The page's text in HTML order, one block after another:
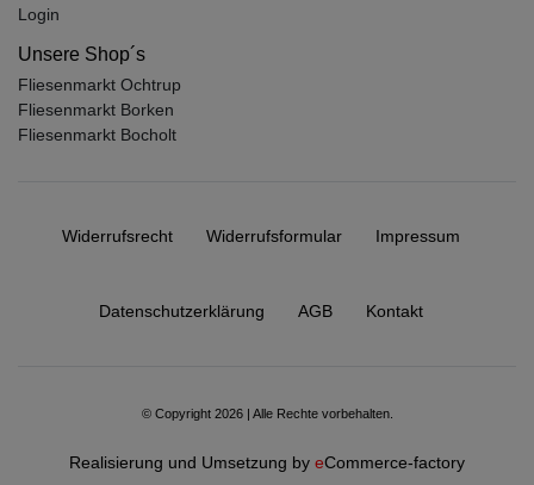
Login
Unsere Shop´s
Fliesenmarkt Ochtrup
Fliesenmarkt Borken
Fliesenmarkt Bocholt
Widerrufs­recht Widerrufs­formular Impressum
Daten­schutz­erklärung AGB Kontakt
© Copyright 2026 | Alle Rechte vorbehalten.
Realisierung und Umsetzung by eCommerce-factory